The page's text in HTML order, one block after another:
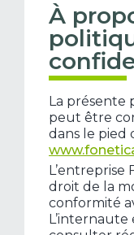
À
La présente
peut être
dans le pied
L’entreprise
droit de la
conformité
L’internaute